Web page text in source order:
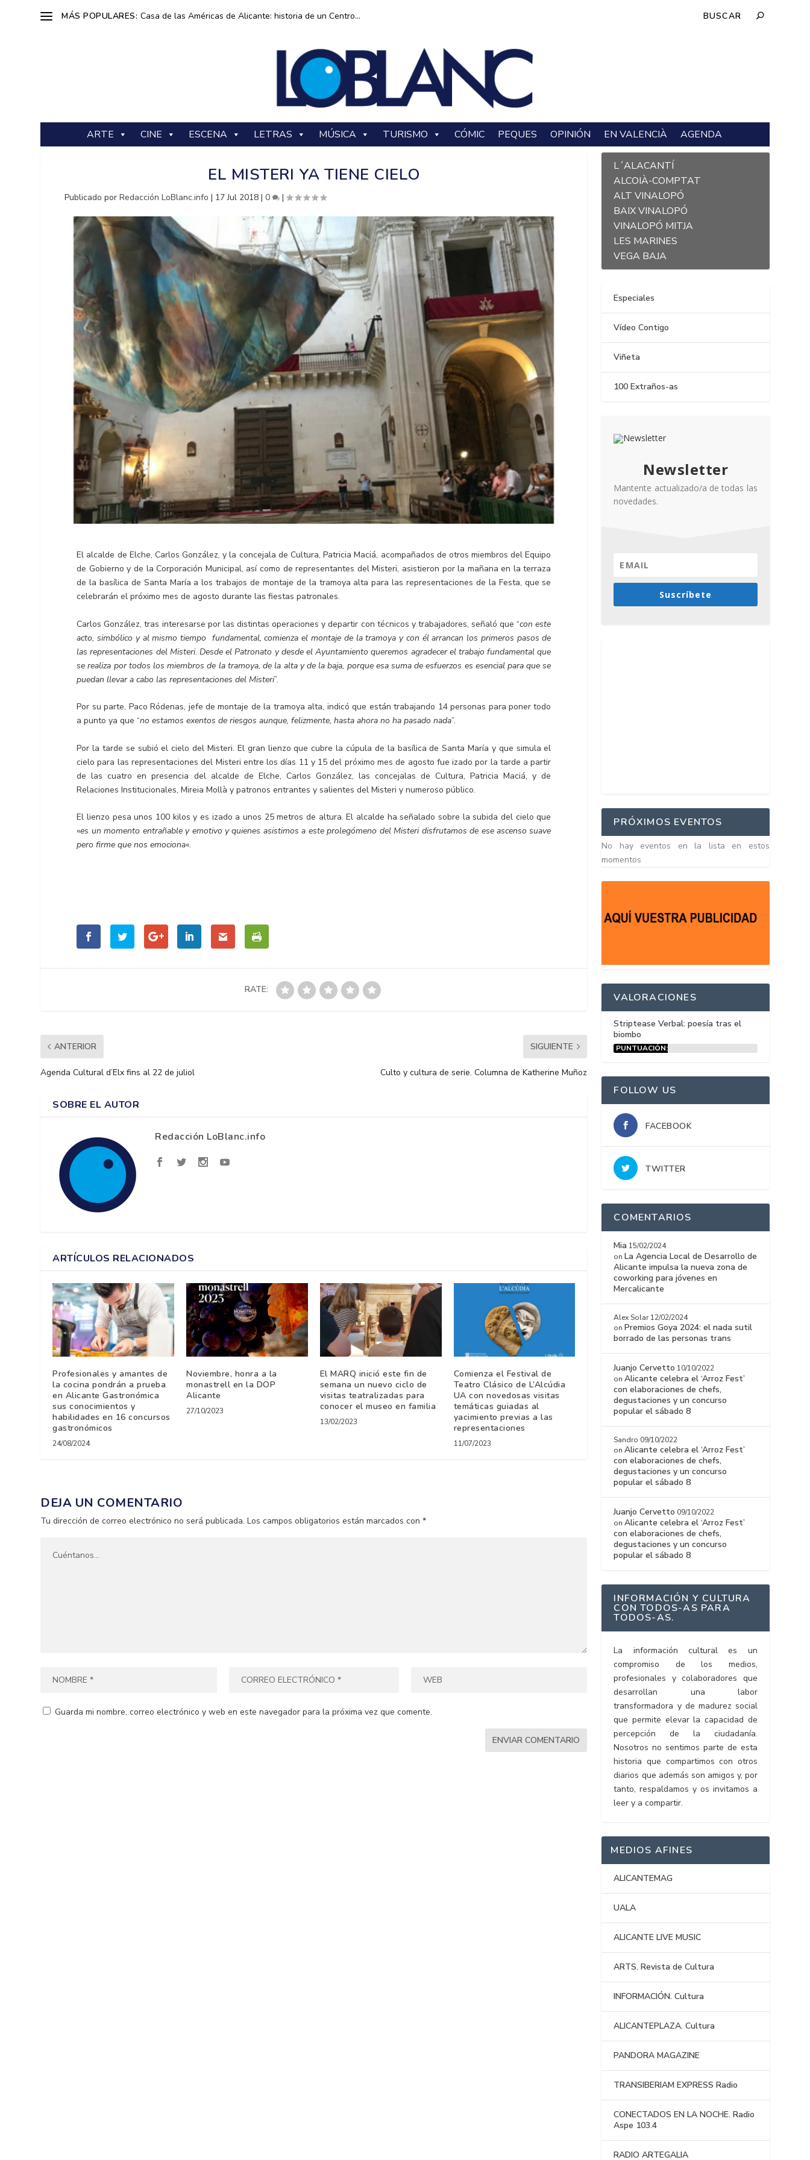
MÁS POPULARES: Casa de las Américas de Alicante: historia de un Centro...
ARTE CINE ESCENA LETRAS MÚSICA TURISMO CÓMIC PEQUES OPINIÓN EN VALENCIÀ AGENDA
EL MISTERI YA TIENE CIELO
Publicado porRedacción LoBlanc.info | 17 Jul 2018 |0 |
El alcalde de Elche, Carlos González, y la concejala de Cultura, Patricia Maciá, acompañados de otros miembros del Equipo
de Gobierno y de la Corporación Municipal, así como de representantes del Misteri, asistieron por la mañana en la terraza
de la basílica de Santa María a los trabajos de montaje de la tramoya alta para las representaciones de la Festa, que se
celebrarán el próximo mes de agosto durante las fiestas patronales.
Carlos González, tras interesarse por las distintas operaciones y departir con técnicos y trabajadores, señaló que “con este
acto, simbólico y al mismo tiempo fundamental, comienza el montaje de la tramoya y con él arrancan los primeros pasos de
las representaciones del Misteri. Desde el Patronato y desde el Ayuntamiento queremos agradecer el trabajo fundamental que
se realiza por todos los miembros de la tramoya, de la alta y de la baja, porque esa suma de esfuerzos es esencial para que se
puedan llevar a cabo las representaciones del Misteri”.
Por su parte, Paco Ródenas, jefe de montaje de la tramoya alta, indicó que están trabajando 14 personas para poner todo
a punto ya que “no estamos exentos de riesgos aunque, felizmente, hasta ahora no ha pasado nada”.
Por la tarde se subió el cielo del Misteri. El gran lienzo que cubre la cúpula de la basílica de Santa María y que simula el
cielo para las representaciones del Misteri entre los días 11 y 15 del próximo mes de agosto fue izado por la tarde a partir
de las cuatro en presencia del alcalde de Elche, Carlos González, las concejalas de Cultura, Patricia Maciá, y de
Relaciones Institucionales, Mireia Mollà y patronos entrantes y salientes del Misteri y numeroso público.
El lienzo pesa unos 100 kilos y es izado a unos 25 metros de altura. El alcalde ha señalado sobre la subida del cielo que
«es un momento entrañable y emotivo y quienes asistimos a este prolegómeno del Misteri disfrutamos de ese ascenso suave
pero firme que nos emociona«.
RATE:
ANTERIOR
Agenda Cultural d’Elx fins al 22 de juliol
SIGUIENTE
Culto y cultura de serie. Columna de Katherine Muñoz
SOBRE EL AUTOR
Redacción LoBlanc.info
ARTÍCULOS RELACIONADOS
Profesionales y amantes de
la cocina pondrán a prueba
en Alicante Gastronómica
sus conocimientos y
habilidades en 16 concursos
gastronómicos
24/08/2024
Noviembre, honra a la
monastrell en la DOP
Alicante
27/10/2023
El MARQ inició este fin de
semana un nuevo ciclo de
visitas teatralizadas para
conocer el museo en familia
13/02/2023
Comienza el Festival de
Teatro Clásico de L’Alcúdia
UA con novedosas visitas
temáticas guiadas al
yacimiento previas a las
representaciones
11/07/2023
DEJA UN COMENTARIO
Tu dirección de correo electrónico no será publicada. Los campos obligatorios están marcados con*
Guarda mi nombre, correo electrónico y web en este navegador para la próxima vez que comente.
L´ALACANTÍ
ALCOIÀ-COMPTAT
ALT VINALOPÓ
BAIX VINALOPÓ
VINALOPÓ MITJA
LES MARINES
VEGA BAJA
Especiales
Vídeo Contigo
Viñeta
100 Extraños-as
Newsletter
Mantente actualizado/a de todas las
novedades.
Suscríbete
PRÓXIMOS EVENTOS
No hay eventos en la lista en estos
momentos
VALORACIONES
Striptease Verbal: poesía tras el
biombo
PUNTUACIÓN:
FOLLOW US
FACEBOOK
TWITTER
COMENTARIOS
Mia 15/02/2024
on La Agencia Local de Desarrollo de
Alicante impulsa la nueva zona de
coworking para jóvenes en
Mercalicante
Alex Solar 12/02/2024
on Premios Goya 2024: el nada sutil
borrado de las personas trans
Juanjo Cervetto 10/10/2022
onAlicante celebra el ‘Arroz Fest’
con elaboraciones de chefs,
degustaciones y un concurso
popular el sábado 8
Sandro 09/10/2022
onAlicante celebra el ‘Arroz Fest’
con elaboraciones de chefs,
degustaciones y un concurso
popular el sábado 8
Juanjo Cervetto 09/10/2022
onAlicante celebra el ‘Arroz Fest’
con elaboraciones de chefs,
degustaciones y un concurso
popular el sábado 8
INFORMACIÓN Y CULTURA
CON TODOS-AS PARA
TODOS-AS.
La información cultural es un
compromiso de los medios,
profesionales y colaboradores que
desarrollan una labor
transformadora y de madurez social
que permite elevar la capacidad de
percepción de la ciudadanía.
Nosotros no sentimos parte de esta
historia que compartimos con otros
diarios que además son amigos y, por
tanto, respaldamos y os invitamos a
leer y a compartir.
MEDIOS AFINES
ALICANTEMAG
UALA
ALICANTE LIVE MUSIC
ARTS. Revista de Cultura
INFORMACIÓN. Cultura
ALICANTEPLAZA. Cultura
PANDORA MAGAZINE
TRANSIBERIAM EXPRESS Radio
CONECTADOS EN LA NOCHE. Radio
Aspe 103.4
RADIO ARTEGALIA